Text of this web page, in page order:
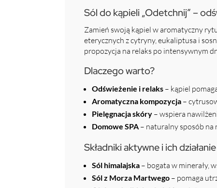
Sól do kąpieli „Odetchnij” –
Zamień swoją kąpiel w aromatyczny
eterycznych z cytryny, eukaliptusa i
propozycja na relaks po intensywnym
Dlaczego warto?
Odświeżenie i relaks – kąpiel
Aromatyczna kompozycja –
Pielęgnacja skóry – wspiera
Domowe SPA – naturalny sposób na
Składniki aktywne i ich działanie
Sól himalajska – bogata w minerały,
Sól z Morza Martwego – pomaga